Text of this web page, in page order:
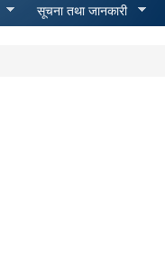
सूचना तथा जानकारी